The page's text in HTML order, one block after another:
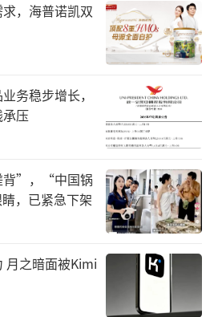
协会（SEMI）发布的报告
全球半导体设备销售额将同
亿美元，将超越2022年的1
史新高。同时，SEMI预计2
劲的增长，预计将大幅增长
，海普诺凯双
务稳步增长，
压
背”，“中国锅
，已紧急下架
之暗面被Kimi